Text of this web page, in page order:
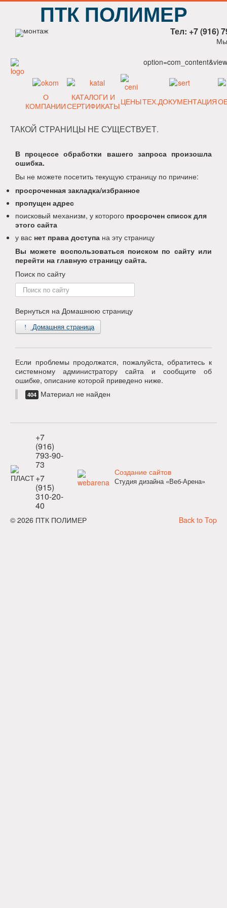
ПТК ПОЛИМЕР
Тел: +7 (916)
Мы
О
КОМПАНИИ
КАТАЛОГИ И
СЕРТИФИКАТЫЦЕНЫТЕХ.ДОКУМЕНТАЦИЯ
ТАКОЙ СТРАНИЦЫ НЕ СУЩЕСТВУЕТ.
В процессе обработки вашего запроса произошла
ошибка.
Вы не можете посетить текущую страницу по причине:
просроченная закладка/избранное
пропущен адрес
поисковый механизм, у которого просрочен список для
этого сайта
у вас нет права доступа на эту страницу
Вы можете воспользоваться поиском по сайту или
перейти на главную страницу сайта.
Поиск по сайту
Поиск
по
Вернуться на Домашнюю страницу
Домашняя страница
Если проблемы продолжатся, пожалуйста, обратитесь к
системному администратору сайта и сообщите об
ошибке, описание которой приведено ниже.
404 Материал не найден
+7
(916)
793-90-
73
+7
(915)
310-20-
40
Создание сайтов
Студия дизайна «Веб-Арена»
Back to Top
© 2026 ПТК ПОЛИМЕР